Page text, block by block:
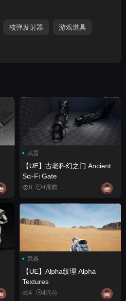
核弹发射器 游戏道具
武器
【UE】古老科幻之门 Ancient
Sci-Fi Gate
8 4周前
武器
【UE】Alpha纹理 Alpha
Textures
4 4周前